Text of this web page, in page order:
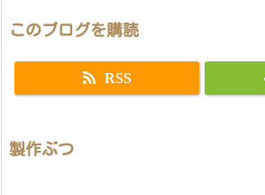
このブログを購読
RSS
製作ぶつ